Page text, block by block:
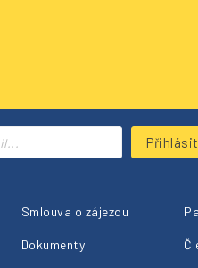
Smlouva o zájezdu
Dokumenty